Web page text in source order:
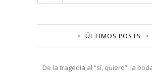
ÚLTIMOS POSTS
De la tragedia al “sí, quiero”: la